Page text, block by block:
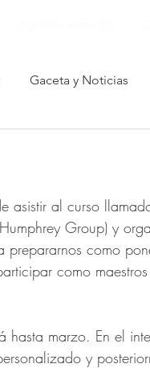
Gaceta y Noticias
al curso
Group) y
prepararnos como
como
hasta marzo. En el
y